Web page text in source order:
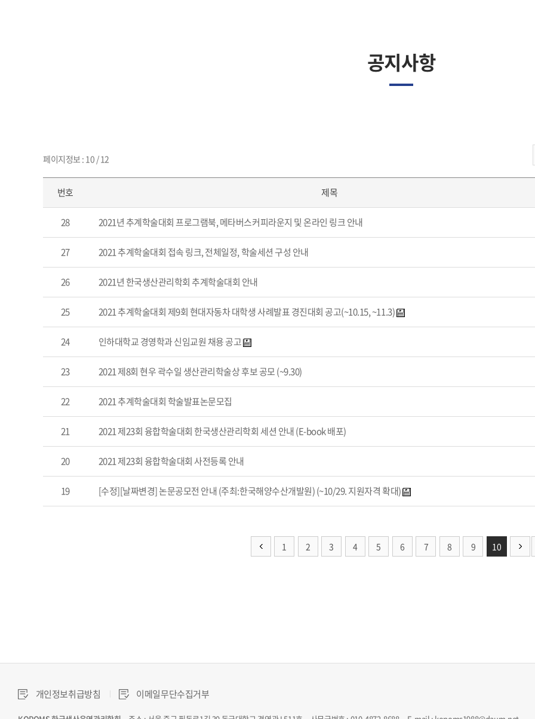
공지사항
페이지정보 : 10 / 12
번호 제목
28 2021년 추계학술대회 프로그램북, 메타버스커피라운지 및 온라인 링크 안내
27 2021 추계학술대회 접속 링크, 전체일정, 학술세션 구성 안내
26 2021년 한국생산관리학회 추계학술대회 안내
25 2021 추계학술대회 제9회 현대자동차 대학생 사례발표 경진대회 공고(~10.15, ~11.3)
24 인하대학교 경영학과 신임교원 채용 공고
23 2021 제8회 현우 곽수일 생산관리학술상 후보 공모 (~9.30)
22 2021 추계학술대회 학술발표논문모집
21 2021 제23회 융합학술대회 한국생산관리학회 세션 안내 (E-book 배포)
20 2021 제23회 융합학술대회 사전등록 안내
19 [수정][날짜변경] 논문공모전 안내 (주최:한국해양수산개발원) (~10/29. 지원자격 확대)
1 2 3 4 5 6 7 8 9 10
개인정보취급방침 이메일무단수집거부